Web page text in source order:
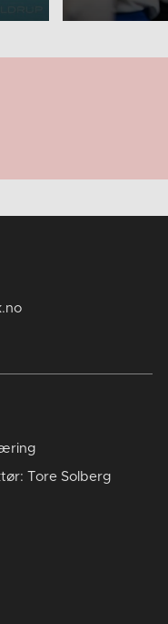
Tore Solberg